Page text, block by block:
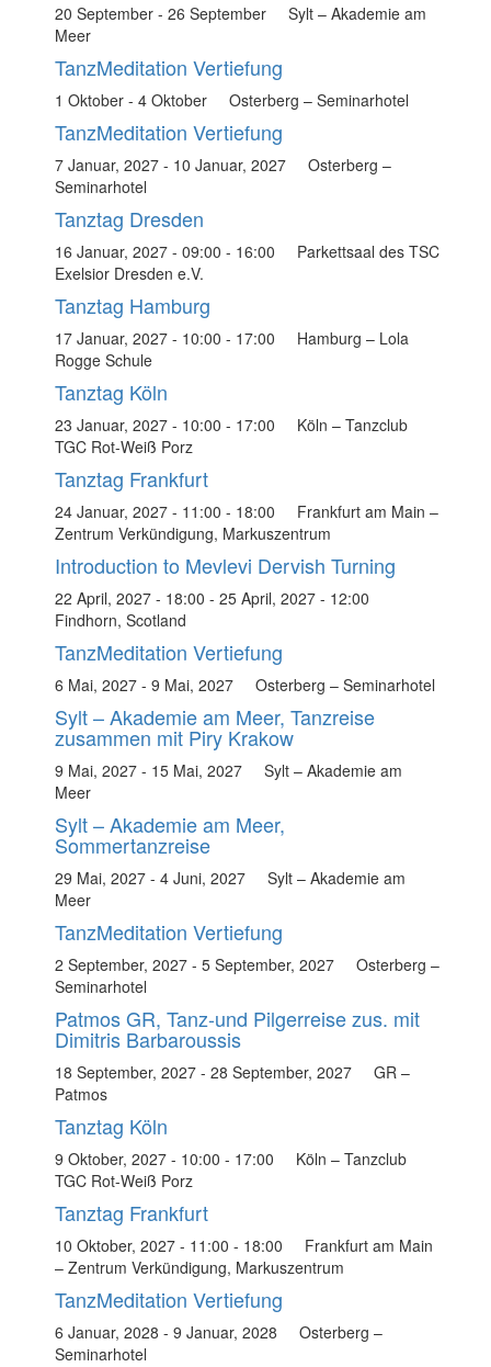
20 September - 26 September
Sylt – Akademie am
Meer
TanzMeditation Vertiefung
1 Oktober - 4 Oktober Osterberg – Seminarhotel
TanzMeditation Vertiefung
7 Januar, 2027 - 10 Januar, 2027
Osterberg –
Seminarhotel
Tanztag Dresden
16 Januar, 2027 - 09:00 - 16:00
Parkettsaal des TSC
Exelsior Dresden e.V.
Tanztag Hamburg
17 Januar, 2027 - 10:00 - 17:00
Hamburg – Lola
Rogge Schule
Tanztag Köln
23 Januar, 2027 - 10:00 - 17:00
Köln – Tanzclub
TGC Rot-Weiß Porz
Tanztag Frankfurt
24 Januar, 2027 - 11:00 - 18:00
Frankfurt am Main –
Zentrum Verkündigung, Markuszentrum
Introduction to Mevlevi Dervish Turning
22 April, 2027 - 18:00 - 25 April, 2027 - 12:00
Findhorn, Scotland
TanzMeditation Vertiefung
6 Mai, 2027 - 9 Mai, 2027 Osterberg – Seminarhotel
Sylt – Akademie am Meer, Tanzreise
zusammen mit Piry Krakow
9 Mai, 2027 - 15 Mai, 2027
Sylt – Akademie am
Meer
Sylt – Akademie am Meer,
Sommertanzreise
29 Mai, 2027 - 4 Juni, 2027
Sylt – Akademie am
Meer
TanzMeditation Vertiefung
2 September, 2027 - 5 September, 2027
Osterberg –
Seminarhotel
Patmos GR, Tanz-und Pilgerreise zus. mit
Dimitris Barbaroussis
18 September, 2027 - 28 September, 2027
GR –
Patmos
Tanztag Köln
9 Oktober, 2027 - 10:00 - 17:00
Köln – Tanzclub
TGC Rot-Weiß Porz
Tanztag Frankfurt
10 Oktober, 2027 - 11:00 - 18:00
Frankfurt am Main
– Zentrum Verkündigung, Markuszentrum
TanzMeditation Vertiefung
6 Januar, 2028 - 9 Januar, 2028
Osterberg –
Seminarhotel